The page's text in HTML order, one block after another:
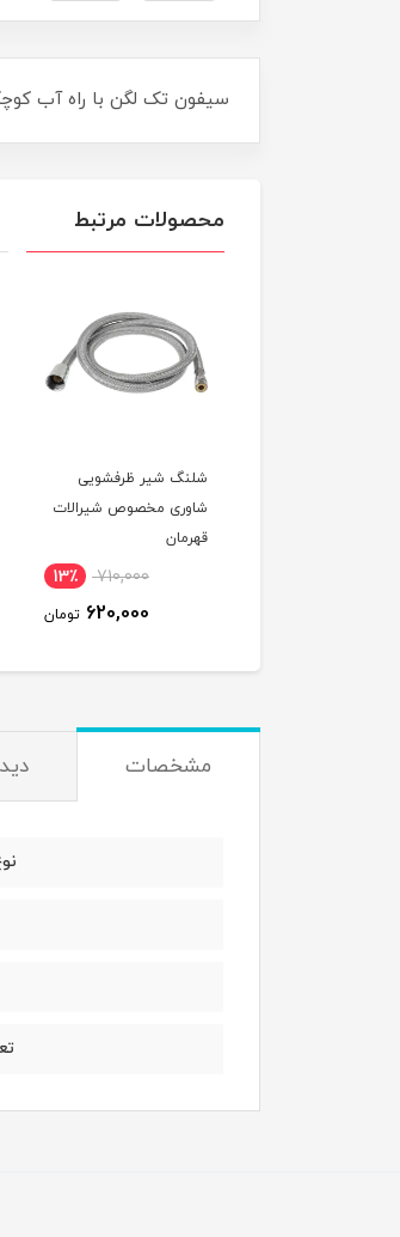
سیفون تک لگن با راه آب
محصولات مرتبط
شلنگ شیر ظرفشویی
شاوری مخصوص شیرالات
قهرمان
710,000 13٪
620,000 تومان
مشخصات